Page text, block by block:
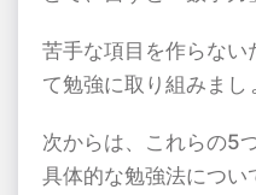
苦手な項目を作らない
て勉強に取り組みまし
次からは、これらの5
具体的な勉強法につい